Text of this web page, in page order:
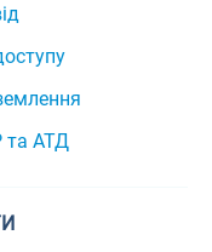
та АТД